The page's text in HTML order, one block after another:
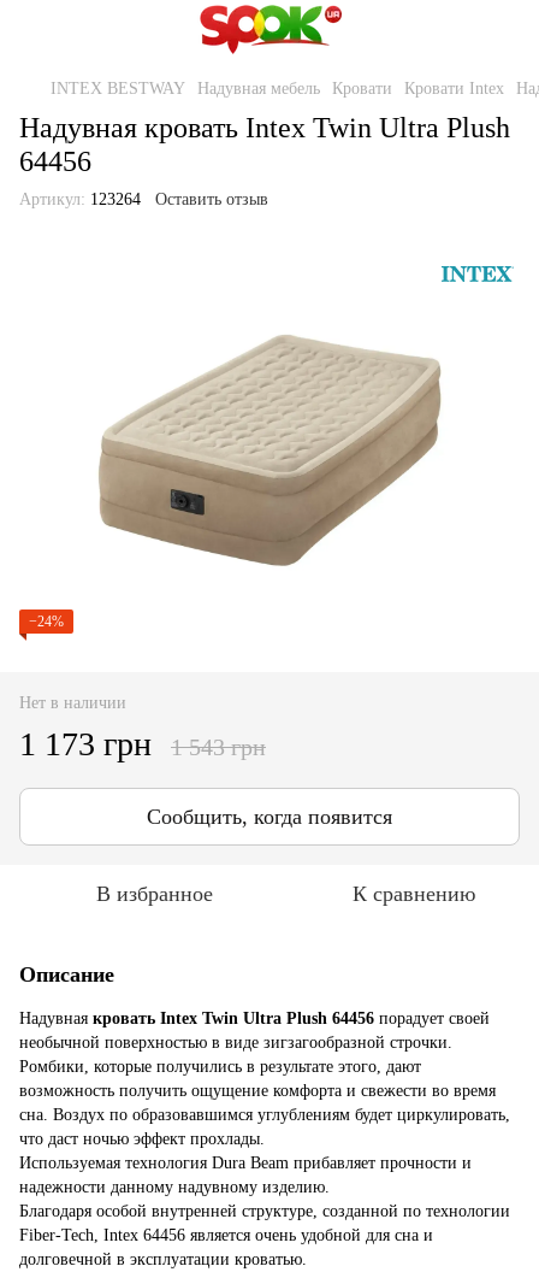
INTEX BESTWAY Надувная мебель Кровати Кровати Intex
Надувная кровать Intex Twin Ultra Plush
64456
Артикул: 123264 Оставить отзыв
−24%
Нет в наличии
1 173 грн 1 543 грн
Сообщить, когда появится
В избранное К сравнению
Описание
Надувная кровать Intex Twin Ultra Plush 64456 порадует своей
необычной поверхностью в виде зигзагообразной строчки.
Ромбики, которые получились в результате этого, дают
возможность получить ощущение комфорта и свежести во время
сна. Воздух по образовавшимся углублениям будет циркулировать,
что даст ночью эффект прохлады.
Используемая технология Dura Beam прибавляет прочности и
надежности данному надувному изделию.
Благодаря особой внутренней структуре, созданной по технологии
Fiber-Tech, Intex 64456 является очень удобной для сна и
долговечной в эксплуатации кроватью.